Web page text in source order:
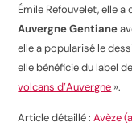
Émile Refouvelet, elle
Auvergne Gentiane
elle a popularisé le
elle bénéficie du label
volcans d’Auvergne ».
Article détaillé :Avèze